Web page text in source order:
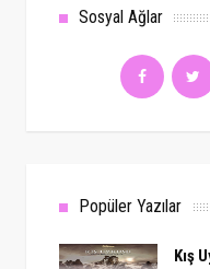
Sosyal Ağlar
Popüler Yazılar
Kış